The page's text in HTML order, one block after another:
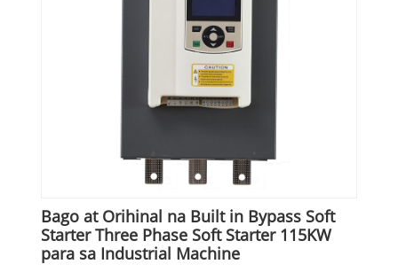
Bago at Orihinal na Built in Bypass Soft
Starter Three Phase Soft Starter 115KW
para sa Industrial Machine